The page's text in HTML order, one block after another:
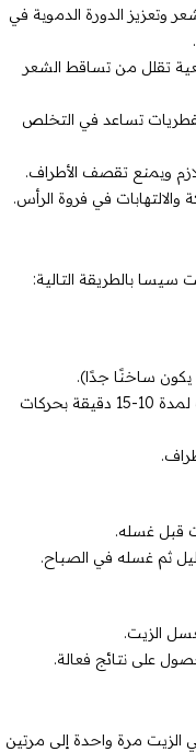
وتعزيز الدورة الدموية في
تقلل من تساقط الشعر
تساعد في التخلص
ويمنع تقصف الأطراف.
في فروة الرأس.
بالطريقة التالية:
ساخنًا جدًا).
ضع الزيت على فروة الرأس وقم بتدليكها بلطف لمدة 10-15 دقيقة بحركات
قبل غسله.
ثم غسله في الصباح.
الزيت.
مرة واحدة إلى مرتين